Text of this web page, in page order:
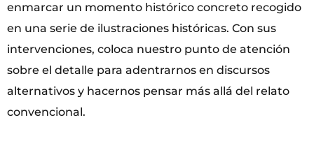
enmarcar un momento histórico concreto recogido
en una serie de ilustraciones históricas. Con sus
intervenciones, coloca nuestro punto de atención
sobre el detalle para adentrarnos en discursos
alternativos y hacernos pensar más allá del relato
convencional.